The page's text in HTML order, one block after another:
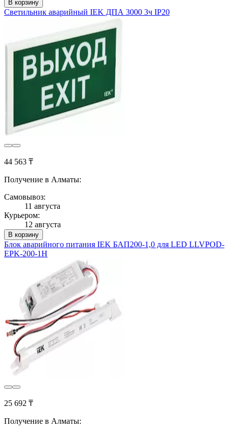
В корзину
Светильник аварийный IEK ДПА 3000 3ч IP20
44 563 ₸
Получение в Алматы:
Самовывоз:
11 августа
Курьером:
12 августа
В корзину
Блок аварийного питания IEK БАП200-1,0 для LED LLVPOD-
EPK-200-1H
25 692 ₸
Получение в Алматы: